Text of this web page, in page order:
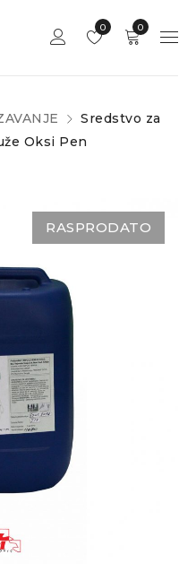
0
0
Sredstvo za
Oksi Pen
RASPRODATO